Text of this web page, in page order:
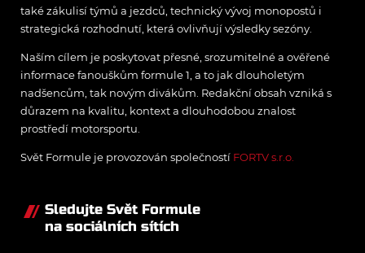
také zákulisí týmů a jezdců, technický vývoj monopostů i
strategická rozhodnutí, která ovlivňují výsledky sezóny.
Naším cílem je poskytovat přesné, srozumitelné a ověřené
informace fanouškům formule 1, a to jak dlouholetým
nadšencům, tak novým divákům. Redakční obsah vzniká s
důrazem na kvalitu, kontext a dlouhodobou znalost
prostředí motorsportu.
Svět Formule je provozován společností FORTV s.r.o.
Sledujte Svět Formule
na sociálních sítích